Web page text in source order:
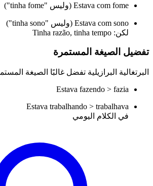
Estava com fome (وليس "tinha fome")
Estava com sono (وليس "tinha sono")
لكن: Tinha razão, tinha tempo
تفضيل الصيغة المستمرة
البرتغالية البرازيلية تفضل غالبًا الصيغة
Estava fazendo > fazia
Estava trabalhando > trabalhava
في الكلام اليومي